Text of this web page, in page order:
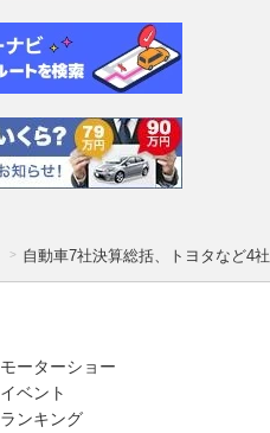
自動車7社決算総括、トヨタなど4
モーターショー
イベント
ランキング